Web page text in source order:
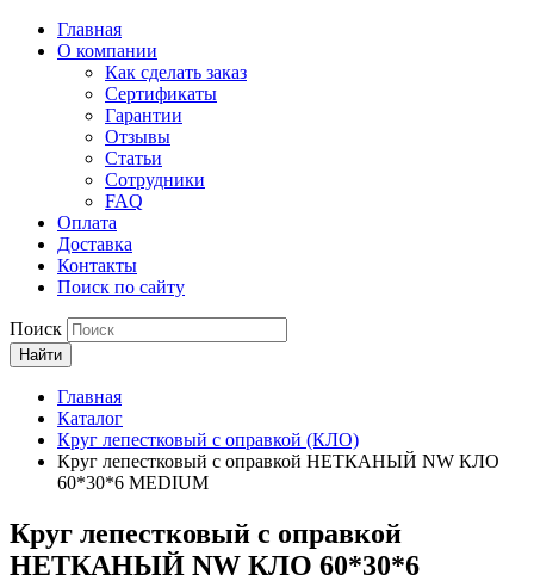
Главная
О компании
Как сделать заказ
Сертификаты
Гарантии
Отзывы
Статьи
Сотрудники
FAQ
Оплата
Доставка
Контакты
Поиск по сайту
Поиск
Найти
Главная
Каталог
Круг лепестковый с оправкой (КЛО)
Круг лепестковый с оправкой НЕТКАНЫЙ NW КЛО
60*30*6 MEDIUM
Круг лепестковый с оправкой
НЕТКАНЫЙ NW КЛО 60*30*6